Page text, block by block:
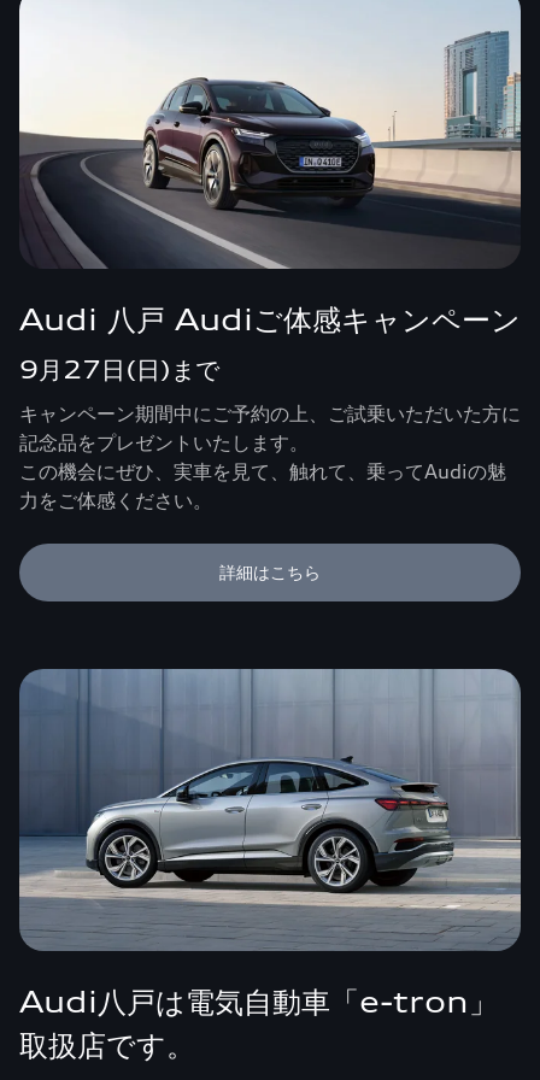
Audi 八戸 Audiご体感キャンペーン
9月27日(日)まで
キャンペーン期間中にご予約の上、ご試乗いただいた方に
記念品をプレゼントいたします。
この機会にぜひ、実車を見て、触れて、乗ってAudiの魅
力をご体感ください。
詳細はこちら
Audi八戸は電気自動車「e-tron」
取扱店です。